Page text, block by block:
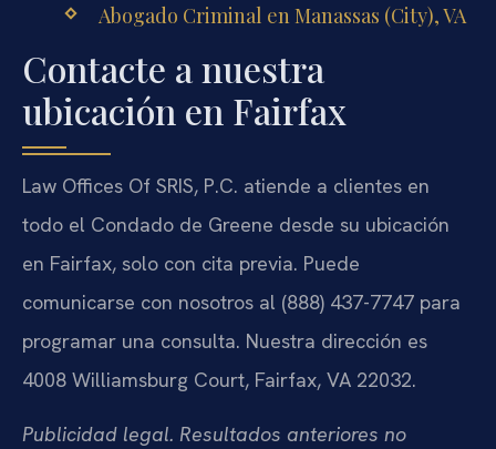
Abogado Criminal en Manassas (City), VA
Contacte a nuestra
ubicación en Fairfax
Law Offices Of SRIS, P.C. atiende a clientes en
todo el Condado de Greene desde su ubicación
en Fairfax, solo con cita previa. Puede
comunicarse con nosotros al (888) 437-7747 para
programar una consulta. Nuestra dirección es
4008 Williamsburg Court, Fairfax, VA 22032.
Publicidad legal. Resultados anteriores no